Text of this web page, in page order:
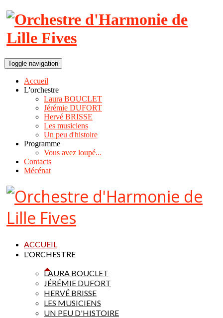
Toggle navigation
Accueil
L'orchestre
Laura BOUCLET
Jérémie DUFORT
Hervé BRISSE
Les musiciens
Un peu d'histoire
Programme
Vous avez loupé...
Contacts
Mécénat
ACCUEIL
L'ORCHESTRE
LAURA BOUCLET
JÉRÉMIE DUFORT
HERVÉ BRISSE
LES MUSICIENS
UN PEU D'HISTOIRE